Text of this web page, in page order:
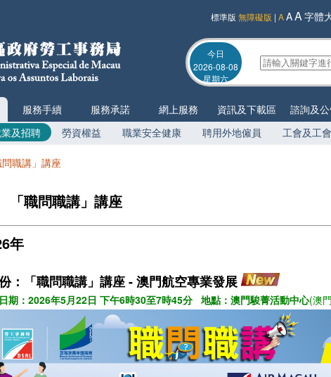
標準版 無障礙版 | AAA字體
今日
2026-08-08
星期六
及招聘 勞資權益 職業安全健康 聘用外地僱員 工會及工
服務手續 服務承諾 網上服務 資訊及下載區 諮詢及
職講」講座
「職問職講」講座
年
： 「職問職講」講座 -澳門航空專業發展
期：2026年5月22日 下午6時30至7時45分 地點：澳門駿菁活動中心(澳